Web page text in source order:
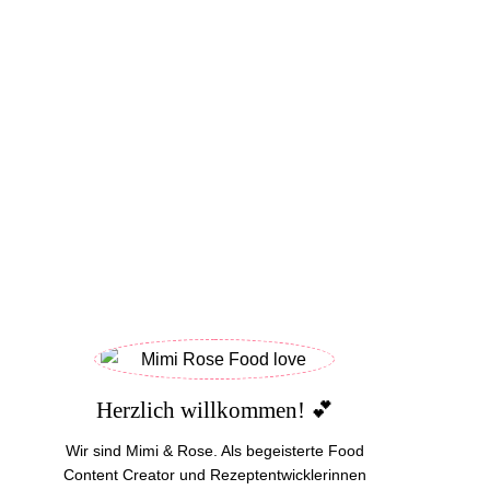
Herzlich willkommen! 💕
Wir sind Mimi & Rose. Als begeisterte Food
Content Creator und Rezeptentwicklerinnen